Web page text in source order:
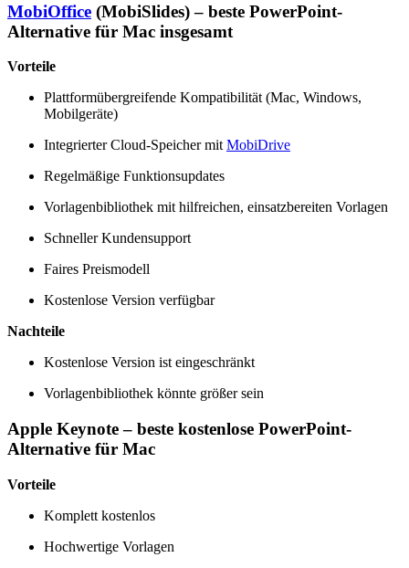
MobiOffice (MobiSlides) – beste PowerPoint-
Alternative für Mac insgesamt
Vorteile
Plattformübergreifende Kompatibilität (Mac, Windows,
Mobilgeräte)
Integrierter Cloud-Speicher mit MobiDrive
Regelmäßige Funktionsupdates
Vorlagenbibliothek mit hilfreichen, einsatzbereiten Vorlagen
Schneller Kundensupport
Faires Preismodell
Kostenlose Version verfügbar
Nachteile
Kostenlose Version ist eingeschränkt
Vorlagenbibliothek könnte größer sein
Apple Keynote – beste kostenlose PowerPoint-
Alternative für Mac
Vorteile
Komplett kostenlos
Hochwertige Vorlagen